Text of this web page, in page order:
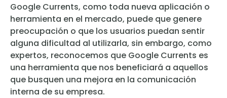
Google Currents, como toda nueva aplicación o
herramienta en el mercado, puede que genere
preocupación o que los usuarios puedan sentir
alguna dificultad al utilizarla, sin embargo, como
expertos, reconocemos que Google Currents es
una herramienta que nos beneficiará a aquellos
que busquen una mejora en la comunicación
interna de su empresa.